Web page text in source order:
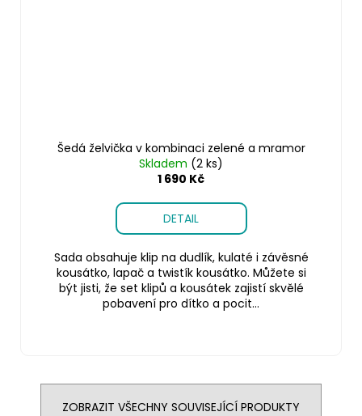
Šedá želvička v kombinaci zelené a mramor
Skladem (2 ks)
1 690 Kč
DETAIL
Sada obsahuje klip na dudlík, kulaté i závěsné
kousátko, lapač a twistík kousátko. Můžete si
být jisti, že set klipů a kousátek zajistí skvělé
pobavení pro dítko a pocit...
ZOBRAZIT VŠECHNY SOUVISEJÍCÍ PRODUKTY